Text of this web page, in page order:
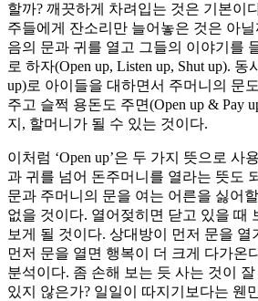
할까? 깨끗하게 차려입는 것은 기본이
주들에게 잔소리만 늘어놓은 것은 아
음의 문과 귀를 열고 그들의 이야기를
로 하자(Open up, Listen up, Shut up). 동
up)로 아이들을 대하면서 주머니의 문
주고 슬쩍 용돈도 주면(Open up & Pay
지, 할머니가 될 수 있는 것이다.
이처럼 ‘Open up’은 두 가지 뜻으로 사
과 귀를 넘어 돈주머니를 열라는 뜻도
문과 주머니의 문을 여는 어른을 싫어
없을 것이다. 열어젖히면 닫고 있을 때
보게 될 것이다. 상대방이 먼저 문을 열
먼저 문을 열면 행복이 더 크게 다가온
분석이다. 좀 손해 보는 듯 사는 것이
있지 않은가? 일일이 따지기보다는 웬